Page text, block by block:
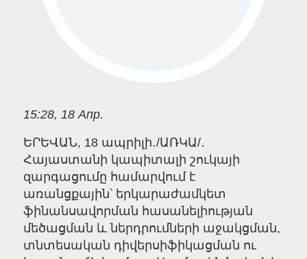
15:28, 18 Апр.
ԵՐԵՎԱՆ, 18 ապրիլի․/ԱՌԿԱ/․
Հայաստանի կապիտալի շուկայի
զարգացումը համարվում է
առանցքային՝ երկարաժամկետ
ֆինանսավորման հասանելիության
մեծացման և ներդրումների աջակցման,
տնտեսական դիվերսիֆիկացման ու